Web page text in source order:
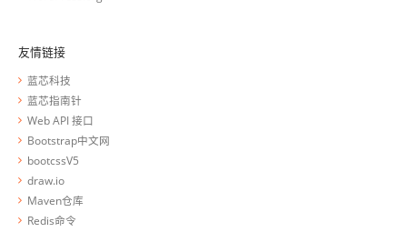
友情链接
蓝芯科技
蓝芯指南针
Web API 接口
Bootstrap中文网
bootcssV5
draw.io
Maven仓库
Redis命令